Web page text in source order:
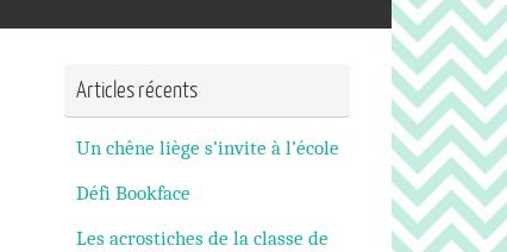
Articles récents
Un chêne liège s’invite à l’école
Défi Bookface
Les acrostiches de la classe de